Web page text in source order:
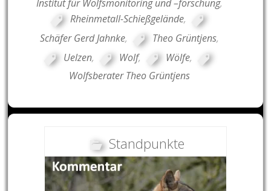
Institut für Wolfsmonitoring und –forschung,
Rheinmetall-Schießgelände,
Schäfer Gerd Jahnke, Theo Grüntjens,
Uelzen, Wolf, Wölfe,
Wolfsberater Theo Grüntjens
Standpunkte